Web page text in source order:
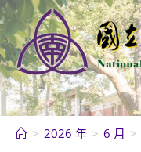
跳
轉
至
主
要
內
> 2026 年 > 6 月 >